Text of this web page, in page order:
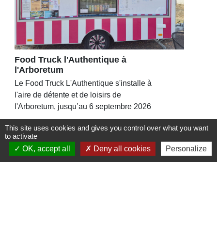
Food Truck l'Authentique à
l'Arboretum
Le Food Truck L'Authentique s'installe à
l'aire de détente et de loisirs de
l'Arboretum, jusqu’au 6 septembre 2026
This site uses cookies and gives you control over what you want
to activate
OK, accept all
Deny all cookies Personalize